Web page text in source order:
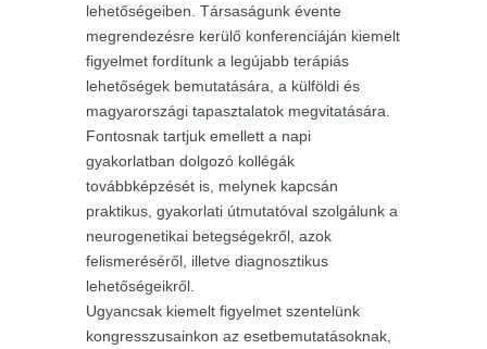
lehetőségeiben. Társaságunk évente
megrendezésre kerülő konferenciáján kiemelt
figyelmet fordítunk a legújabb terápiás
lehetőségek bemutatására, a külföldi és
magyarországi tapasztalatok megvitatására.
Fontosnak tartjuk emellett a napi
gyakorlatban dolgozó kollégák
továbbképzését is, melynek kapcsán
praktikus, gyakorlati útmutatóval szolgálunk a
neurogenetikai betegségekről, azok
felismeréséről, illetve diagnosztikus
lehetőségeikről.
Ugyancsak kiemelt figyelmet szentelünk
kongresszusainkon az esetbemutatásoknak,